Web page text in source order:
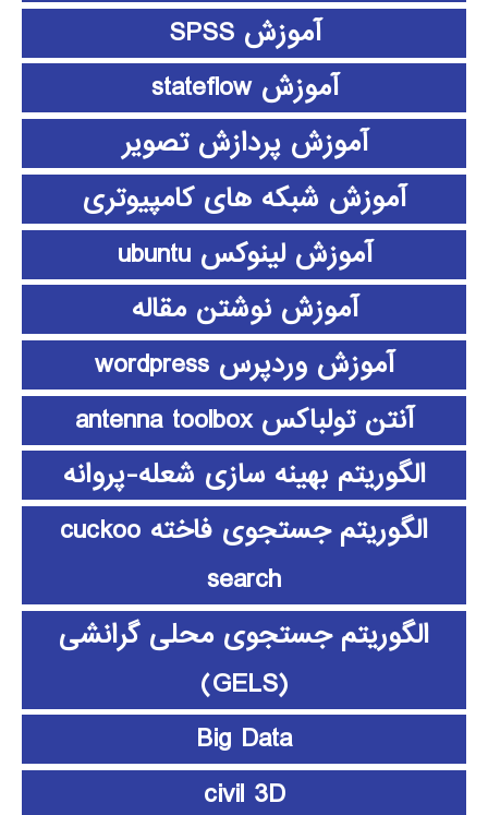
آموزش SPSS
آموزش stateflow
آموزش پردازش تصویر
آموزش شبکه های کامپیوتری
آموزش لینوکس ubuntu
آموزش نوشتن مقاله
آموزش وردپرس wordpress
آنتن تولباکس antenna toolbox
الگوریتم بهینه سازی شعله-پروانه
الگوریتم جستجوی فاخته cuckoo
search
الگوریتم جستجوی محلی گرانشی
(GELS)
Big Data
civil 3D